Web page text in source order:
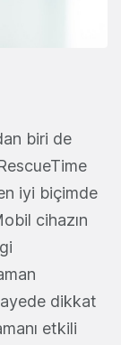
biri de
iyi biçimde
cihazın
dikkat
etkili